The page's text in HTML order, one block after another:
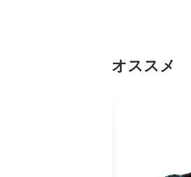
オススメ